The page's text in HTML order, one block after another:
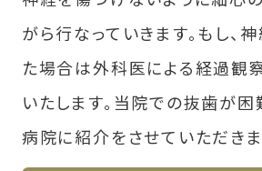
がら行なっていきます。もし、
た場合は外科医による経過観
いたします。当院での抜⻭が
病院に紹介をさせていただきま